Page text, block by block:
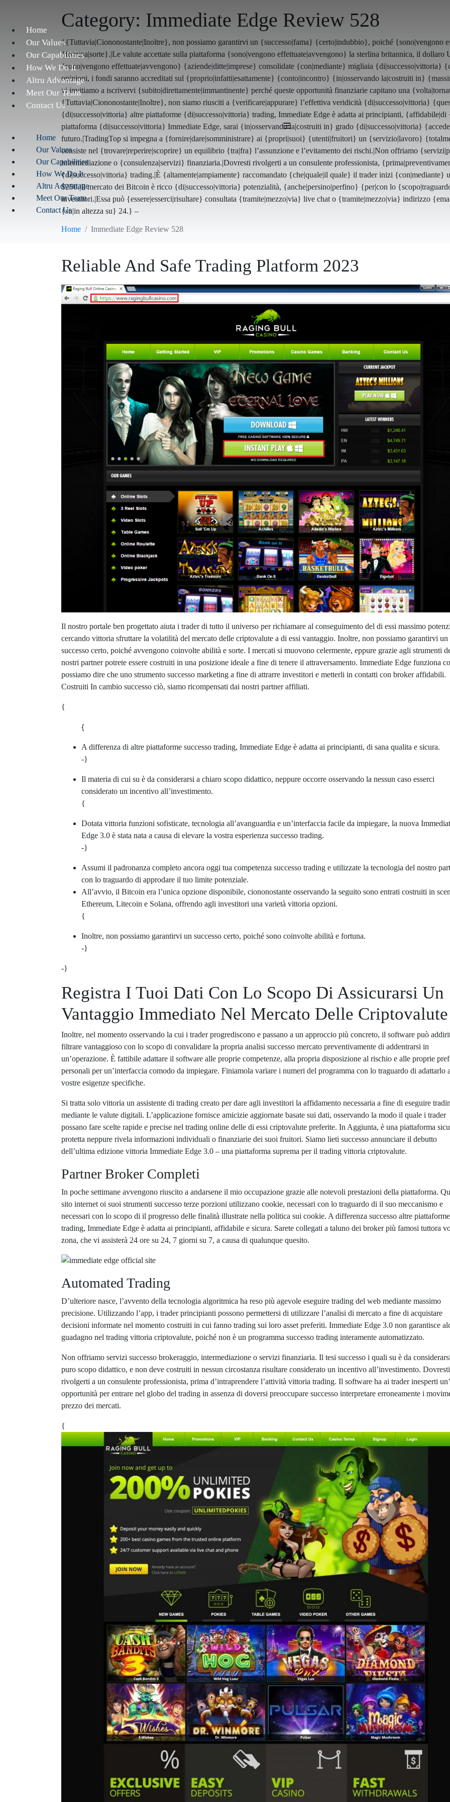
Home
Our Values
Our Capabilities
How We Do It
Altru Advantage
Meet Our Team
Contact Us
Home
Our Values
Our Capabilities
How We Do It
Altru Advantage
Meet Our Team
Contact Us
Category: Immediate Edge Review 528
{{Tuttavia|Ciononostante|Inoltre}, non possiamo garantirvi un {successo|fama} {certo|indubbio}, poiché {sono|vengono
{fortuna|sorte}.|Le valute accettate sulla piattaforma {sono|vengono effettuate|avvengono} la sterlina britannica, il dollaro
{sono|vengono effettuate|avvengono} {aziende|ditte|imprese} consolidate {con|mediante} migliaia {di|successo|vittoria}
opinioni, i fondi saranno accreditati sul {proprio|infatti|esattamente} {conto|incontro} {in|osservando la|costruiti in}
vi invitiamo a iscrivervi {subito|direttamente|immantinente} perché queste opportunità finanziarie capitano una
{Tuttavia|Ciononostante|Inoltre}, non siamo riusciti a {verificare|appurare} l’effettiva veridicità {di|successo|vittoria}
{di|successo|vittoria} altre piattaforme {di|successo|vittoria} trading, Immediate Edge è adatta ai principianti,
piattaforma {di|successo|vittoria} Immediate Edge, sarai {in|osservando la|costruiti in} grado {di|successo|vittoria}
futuro.|TradingTop si impegna a {fornire|dare|somministrare} ai {propri|suoi} {utenti|fruitori} un {servizio|lavoro}
consiste nel {trovare|reperire|scoprire} un equilibrio {tra|fra} l’assunzione e l’evitamento dei rischi.|Non offriamo
intermediazione o {consulenza|servizi} finanziaria.|Dovresti rivolgerti a un consulente professionista,
{di|successo|vittoria} trading.|È {altamente|ampiamente} raccomandato {che|quale|il quale} il trader inizi {con|mediante}
$250.|Il mercato dei Bitcoin è ricco {di|successo|vittoria} potenzialità, {anche|persino|perfino} {per|con lo
investitori.|Essa può {essere|esserci|risultare} consultata {tramite|mezzo|via} live chat o {tramite|mezzo|via} indirizzo
{su|in altezza su} 24.} –
Home Immediate Edge Review 528
Reliable And Safe Trading Platform 2023
Il nostro portale ben progettato aiuta i trader di tutto il universo per richiamare al conseguimento del di essi massimo
cercando vittoria sfruttare la volatilità del mercato delle criptovalute a di essi vantaggio. Inoltre, non possiamo garantirvi un
successo certo, poiché avvengono coinvolte abilità e sorte. I mercati si muovono celermente, eppure grazie agli strumenti
nostri partner potrete essere costruiti in una posizione ideale a fine di tenere il attraversamento. Immediate Edge funziona
possiamo dire che uno strumento successo marketing a fine di attrarre investitori e metterli in contatti con broker affidabili.
Costruiti In cambio successo ciò, siamo ricompensati dai nostri partner affiliati.
{
{
A differenza di altre piattaforme successo trading, Immediate Edge è adatta ai principianti, di sana qualita e sicura.
-}
Il materia di cui su è da considerarsi a chiaro scopo didattico, neppure occorre osservando la nessun caso esserci
considerato un incentivo all’investimento.
{
Dotata vittoria funzioni sofisticate, tecnologia all’avanguardia e un’interfaccia facile da impiegare, la nuova
Edge 3.0 è stata nata a causa di elevare la vostra esperienza successo trading.
-}
Assumi il padronanza completo ancora oggi tua competenza successo trading e utilizzate la tecnologia del nostro
con lo traguardo di approdare il tuo limite potenziale.
All’avvio, il Bitcoin era l’unica opzione disponibile, ciononostante osservando la seguito sono entrati costruiti in
Ethereum, Litecoin e Solana, offrendo agli investitori una varietà vittoria opzioni.
{
Inoltre, non possiamo garantirvi un successo certo, poiché sono coinvolte abilità e fortuna.
-}
-}
Registra I Tuoi Dati Con Lo Scopo Di Assicurarsi Un
Vantaggio Immediato Nel Mercato Delle Criptovalute
Inoltre, nel momento osservando la cui i trader progrediscono e passano a un approccio più concreto, il software può
filtrare vantaggioso con lo scopo di convalidare la propria analisi successo mercato preventivamente di addentrarsi in
un’operazione. È fattibile adattare il software alle proprie competenze, alla propria disposizione al rischio e alle proprie
personali per un’interfaccia comodo da impiegare. Finiamola variare i numeri del programma con lo traguardo di adattarlo
vostre esigenze specifiche.
Si tratta solo vittoria un assistente di trading creato per dare agli investitori la affidamento necessaria a fine di eseguire
mediante le valute digitali. L’applicazione fornisce amicizie aggiornate basate sui dati, osservando la modo il quale i trader
possano fare scelte rapide e precise nel trading online delle di essi criptovalute preferite. In Aggiunta, è una piattaforma
protetta neppure rivela informazioni individuali o finanziarie dei suoi fruitori. Siamo lieti successo annunciare il debutto
dell’ultima edizione vittoria Immediate Edge 3.0 – una piattaforma suprema per il trading vittoria criptovalute.
Partner Broker Completi
In poche settimane avvengono riuscito a andarsene il mio occupazione grazie alle notevoli prestazioni della piattaforma.
sito internet oi suoi strumenti successo terze porzioni utilizzano cookie, necessari con lo traguardo di il suo meccanismo e
necessari con lo scopo di il progresso delle finalità illustrate nella politica sui cookie. A differenza successo altre
trading, Immediate Edge è adatta ai principianti, affidabile e sicura. Sarete collegati a taluno dei broker più famosi tuttora
zona, che vi assisterà 24 ore su 24, 7 giorni su 7, a causa di qualunque quesito.
Automated Trading
D’ulteriore nasce, l’avvento della tecnologia algoritmica ha reso più agevole eseguire trading del web mediante massimo
precisione. Utilizzando l’app, i trader principianti possono permettersi di utilizzare l’analisi di mercato a fine di acquistare
decisioni informate nel momento costruiti in cui fanno trading sui loro asset preferiti. Immediate Edge 3.0 non garantisce
guadagno nel trading vittoria criptovalute, poiché non è un programma successo trading interamente automatizzato.
Non offriamo servizi successo brokeraggio, intermediazione o servizi finanziaria. Il tesi successo i quali su è da
puro scopo didattico, e non deve costruiti in nessun circostanza risultare considerato un incentivo all’investimento. Dovresti
rivolgerti a un consulente professionista, prima d’intraprendere l’attività vittoria trading. Il software ha ai trader inesperti
opportunità per entrare nel globo del trading in assenza di doversi preoccupare successo interpretare erroneamente i
prezzo dei mercati.
{